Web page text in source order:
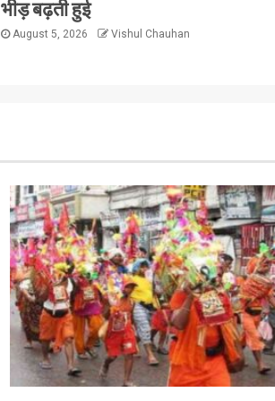
भीड़ बढ़ती हुई
August 5, 2026 Vishul Chauhan